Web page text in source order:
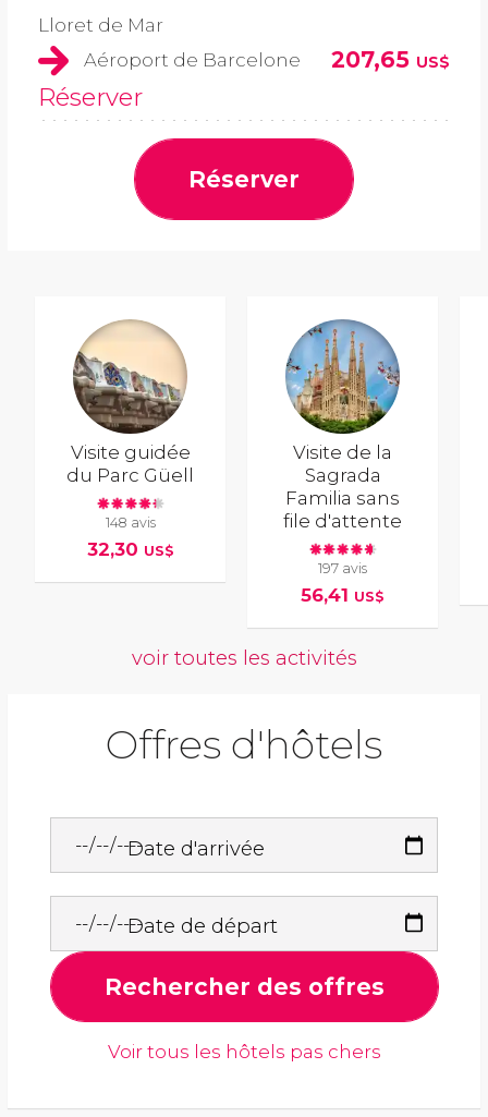
Lloret de Mar
Aéroport de Barcelone
207,65 US$
Réserver
Réserver
Visite guidée
du Parc Güell
148 avis
32,30 US$
Visite de la
Sagrada
Familia sans
file d'attente
197 avis
56,41 US$
voir toutes les activités
Offres d'hôtels
Date d'arrivée
Date de départ
Rechercher des offres
Voir tous les hôtels pas chers